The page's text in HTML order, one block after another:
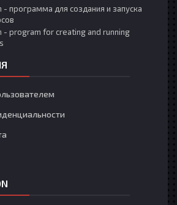
- программа для создания и запуска
- program for creating and running